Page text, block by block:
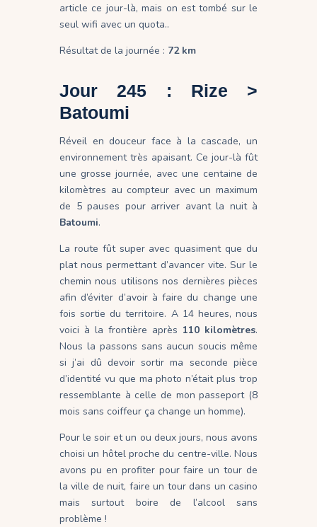
article ce jour-là, mais on est tombé sur le
seul wifi avec un quota..
Résultat de la journée : 72 km
Jour 245 : Rize >
Batoumi
Réveil en douceur face à la cascade, un
environnement très apaisant. Ce jour-là fût
une grosse journée, avec une centaine de
kilomètres au compteur avec un maximum
de 5 pauses pour arriver avant la nuit à
Batoumi.
La route fût super avec quasiment que du
plat nous permettant d’avancer vite. Sur le
chemin nous utilisons nos dernières pièces
afin d’éviter d’avoir à faire du change une
fois sortie du territoire. A 14 heures, nous
voici à la frontière après 110 kilomètres.
Nous la passons sans aucun soucis même
si j’ai dû devoir sortir ma seconde pièce
d’identité vu que ma photo n’était plus trop
ressemblante à celle de mon passeport (8
mois sans coiffeur ça change un homme).
Pour le soir et un ou deux jours, nous avons
choisi un hôtel proche du centre-ville. Nous
avons pu en profiter pour faire un tour de
la ville de nuit, faire un tour dans un casino
mais surtout boire de l’alcool sans
problème !